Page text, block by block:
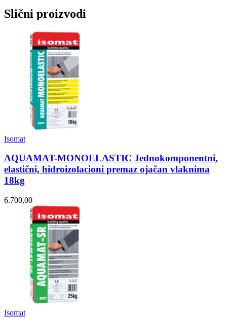
Slični proizvodi
Isomat
AQUAMAT-MONOELASTIC Jednokomponentni,
elastični, hidroizolacioni premaz ojačan vlaknima
18kg
6.700,00
Isomat